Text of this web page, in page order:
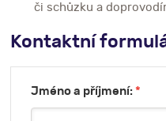
či schůzku a
Kontaktní
Jméno a příjmení:*